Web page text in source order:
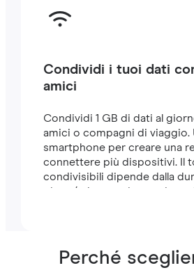
Condividi i tuoi dati
amici
Condividi 1 GB di dati al
amici o compagni di viaggio.
smartphone per creare una
connettere più dispositivi. Il
condivisibili dipende dalla
piano (ad esempio, un piano
Perché